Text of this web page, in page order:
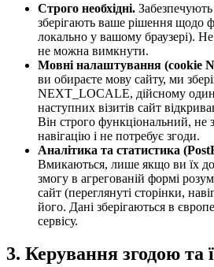
Строго необхідні.
зберігають ваше рішення щодо
локально у вашому браузері). Не
не можна вимкнути.
Мовні налаштування (cookie
ви обираєте мову сайту, ми
NEXT_LOCALE, дійсному один
наступних візитів сайт
Він строго функціональний, не
навігацію і не потребує згоди.
Аналітика та статистика
Вмикаються, лише якщо ви їх
змогу в агрегованій формі
сайт (переглянуті сторінки,
його. Дані зберігаються в
сервісу.
3. Керування згодою та